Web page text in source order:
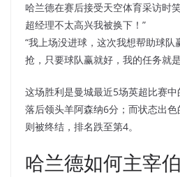
哈兰德在赛后接受天空体育采访时
超经理不太高兴我被换下！”
“我上场没进球，这次我想帮助球
抢，只要球队赢就好，我的任务就
这场胜利是曼城最近5场英超比赛
落后领头羊阿森纳6分；而状态出
则被终结，排名跌至第4。
哈兰德如何主宰